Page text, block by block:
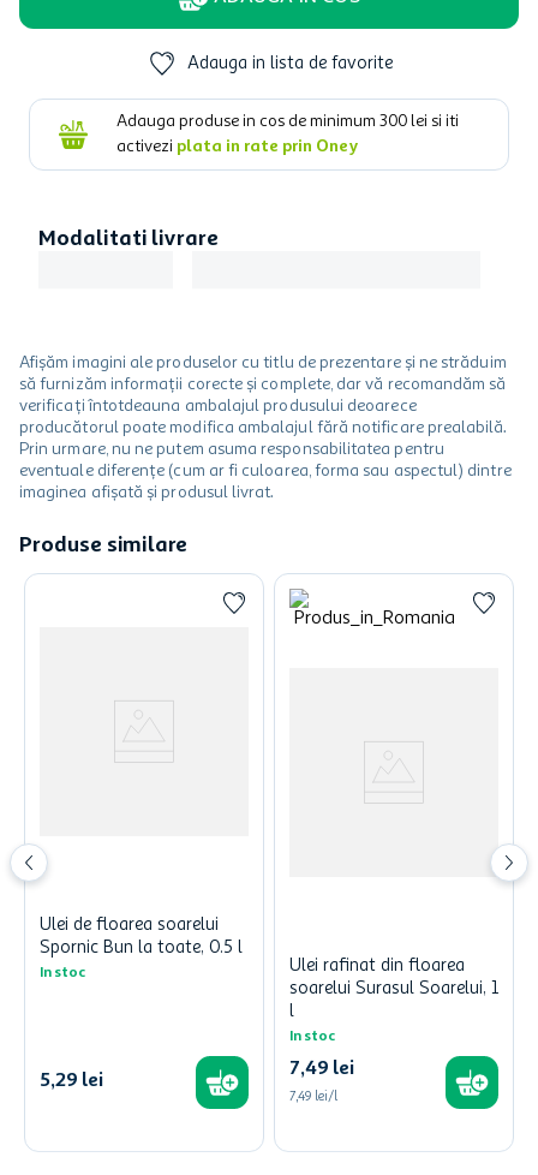
Adauga in lista de favorite
Adauga produse in cos de minimum 300 lei si iti
activezi plata in rate prin Oney
Modalitati livrare
Afișăm imagini ale produselor cu titlu de prezentare și ne străduim
să furnizăm informații corecte și complete, dar vă recomandăm să
verificați întotdeauna ambalajul produsului deoarece
producătorul poate modifica ambalajul fără notificare prealabilă.
Prin urmare, nu ne putem asuma responsabilitatea pentru
eventuale diferențe (cum ar fi culoarea, forma sau aspectul) dintre
imaginea afișată și produsul livrat.
Produse similare
Ulei de floarea soarelui
Spornic Bun la toate, 0.5 l
In stoc
5,29 lei
Ulei rafinat din floarea
soarelui Surasul Soarelui, 1
l
In stoc
7,49 lei
7,49 lei/l